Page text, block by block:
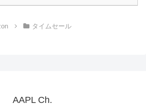
タイムセール
AAPL Ch.